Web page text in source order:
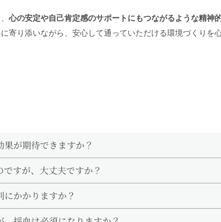
心の安定や自己肯定感のサポートにもつながるような精神
寄り添いながら、安心して通っていただける環境づくりを
が期待できますか？
すが、大丈夫ですか？
かかりますか？